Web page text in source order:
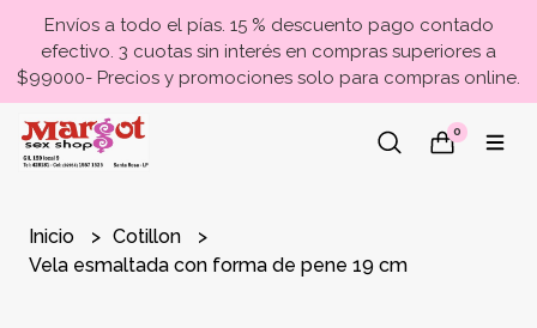
Envíos a todo el pías. 15 % descuento pago contado
efectivo. 3 cuotas sin interés en compras superiores a
$99000- Precios y promociones solo para compras online.
0
Inicio
Cotillon
Vela esmaltada con forma de pene 19 cm